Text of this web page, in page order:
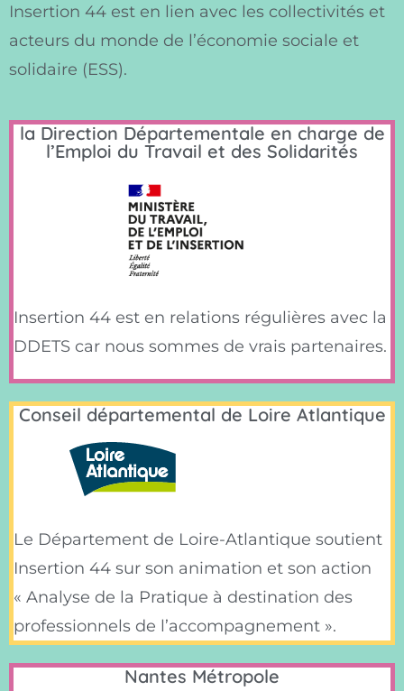
Insertion 44 est en lien avec les collectivités et
acteurs du monde de l’économie sociale et
solidaire (ESS).
la Direction Départementale en charge de
l’Emploi du Travail et des Solidarités
Insertion 44 est en relations régulières avec la
DDETS car nous sommes de vrais partenaires.
Conseil départemental de Loire Atlantique
Le Département de Loire-Atlantique soutient
Insertion 44 sur son animation et son action
« Analyse de la Pratique à destination des
professionnels de l’accompagnement ».
Nantes Métropole